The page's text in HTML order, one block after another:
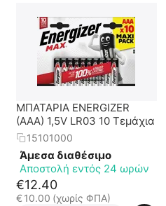
ΜΠΑΤΑΡΙΑ ENERGIZER
(AAA) 1,5V LR03 10 Τεμάχια
15101000
Άμεσα διαθέσιμο
Αποστολή εντός 24 ωρών
€12.40
€ 10.00 (χωρίς ΦΠΑ)